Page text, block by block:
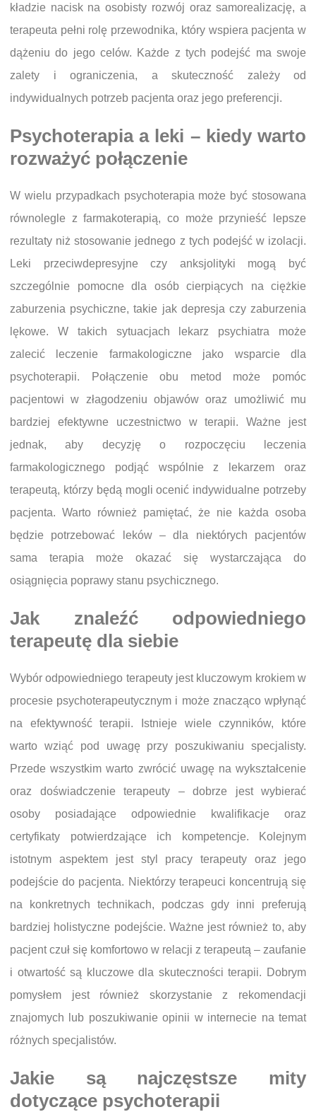
kładzie nacisk na osobisty rozwój oraz samorealizację, a
terapeuta pełni rolę przewodnika, który wspiera pacjenta w
dążeniu do jego celów. Każde z tych podejść ma swoje
zalety i ograniczenia, a skuteczność zależy od
indywidualnych potrzeb pacjenta oraz jego preferencji.
Psychoterapia a leki – kiedy warto
rozważyć połączenie
W wielu przypadkach psychoterapia może być stosowana
równolegle z farmakoterapią, co może przynieść lepsze
rezultaty niż stosowanie jednego z tych podejść w izolacji.
Leki przeciwdepresyjne czy anksjolityki mogą być
szczególnie pomocne dla osób cierpiących na ciężkie
zaburzenia psychiczne, takie jak depresja czy zaburzenia
lękowe. W takich sytuacjach lekarz psychiatra może
zalecić leczenie farmakologiczne jako wsparcie dla
psychoterapii. Połączenie obu metod może pomóc
pacjentowi w złagodzeniu objawów oraz umożliwić mu
bardziej efektywne uczestnictwo w terapii. Ważne jest
jednak, aby decyzję o rozpoczęciu leczenia
farmakologicznego podjąć wspólnie z lekarzem oraz
terapeutą, którzy będą mogli ocenić indywidualne potrzeby
pacjenta. Warto również pamiętać, że nie każda osoba
będzie potrzebować leków – dla niektórych pacjentów
sama terapia może okazać się wystarczająca do
osiągnięcia poprawy stanu psychicznego.
Jak znaleźć odpowiedniego
terapeutę dla siebie
Wybór odpowiedniego terapeuty jest kluczowym krokiem w
procesie psychoterapeutycznym i może znacząco wpłynąć
na efektywność terapii. Istnieje wiele czynników, które
warto wziąć pod uwagę przy poszukiwaniu specjalisty.
Przede wszystkim warto zwrócić uwagę na wykształcenie
oraz doświadczenie terapeuty – dobrze jest wybierać
osoby posiadające odpowiednie kwalifikacje oraz
certyfikaty potwierdzające ich kompetencje. Kolejnym
istotnym aspektem jest styl pracy terapeuty oraz jego
podejście do pacjenta. Niektórzy terapeuci koncentrują się
na konkretnych technikach, podczas gdy inni preferują
bardziej holistyczne podejście. Ważne jest również to, aby
pacjent czuł się komfortowo w relacji z terapeutą – zaufanie
i otwartość są kluczowe dla skuteczności terapii. Dobrym
pomysłem jest również skorzystanie z rekomendacji
znajomych lub poszukiwanie opinii w internecie na temat
różnych specjalistów.
Jakie są najczęstsze mity
dotyczące psychoterapii